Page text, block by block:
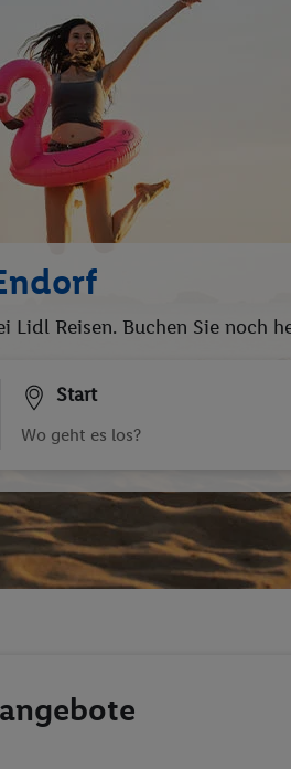
Reisen. Buchen Sie noch
Start